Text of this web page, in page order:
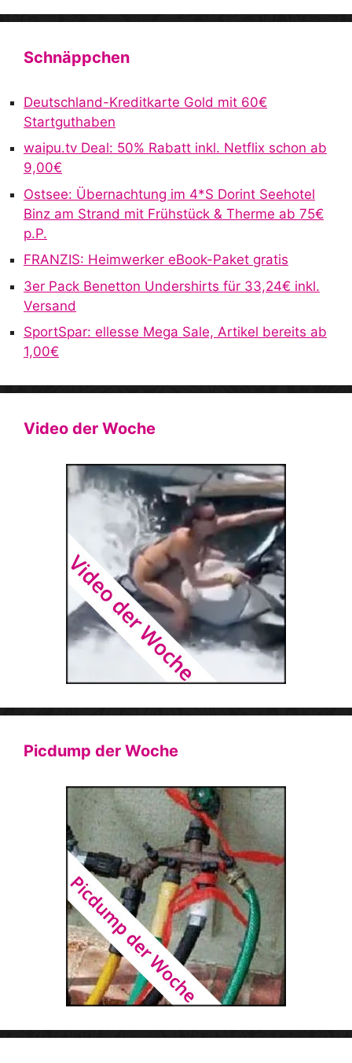
A
n
t
Schnäppchen
Deutschland-Kreditkarte Gold mit 60€
Startguthaben
waipu.tv Deal: 50% Rabatt inkl. Netflix schon ab
9,00€
Ostsee: Übernachtung im 4*S Dorint Seehotel
Binz am Strand mit Frühstück & Therme ab 75€
p.P.
FRANZIS: Heimwerker eBook-Paket gratis
3er Pack Benetton Undershirts für 33,24€ inkl.
Versand
SportSpar: ellesse Mega Sale, Artikel bereits ab
1,00€
Video der Woche
Picdump der Woche